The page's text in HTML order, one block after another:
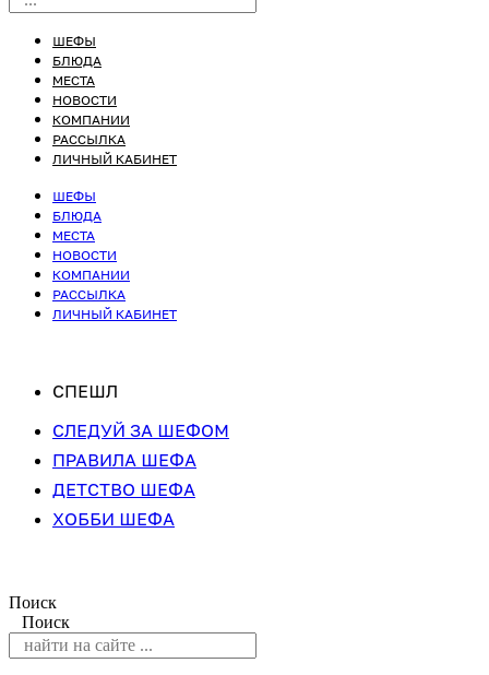
ШЕФЫ
БЛЮДА
МЕСТА
НОВОСТИ
КОМПАНИИ
РАССЫЛКА
ЛИЧНЫЙ КАБИНЕТ
ШЕФЫ
БЛЮДА
МЕСТА
НОВОСТИ
КОМПАНИИ
РАССЫЛКА
ЛИЧНЫЙ КАБИНЕТ
СПЕШЛ
СЛЕДУЙ ЗА ШЕФОМ
ПРАВИЛА ШЕФА
ДЕТСТВО ШЕФА
ХОББИ ШЕФА
Поиск
Поиск